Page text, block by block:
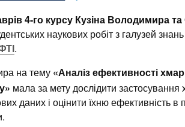
4-го курсу Кузіна Володимира та
наукових робіт з галузей
.
на тему «Аналіз ефективності
мала за мету дослідити застосування
даних і оцінити їхню ефективність в